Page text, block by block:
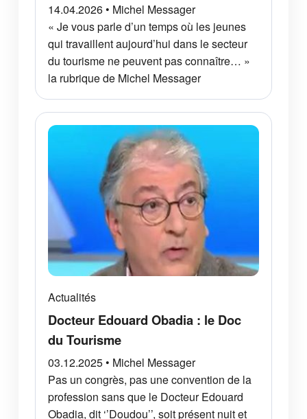
14.04.2026 • Michel Messager
« Je vous parle d’un temps où les jeunes
qui travaillent aujourd’hui dans le secteur
du tourisme ne peuvent pas connaître… »
la rubrique de Michel Messager
Actualités
Docteur Edouard Obadia : le Doc
du Tourisme
03.12.2025 • Michel Messager
Pas un congrès, pas une convention de la
profession sans que le Docteur Edouard
Obadia, dit ‘’Doudou’’, soit présent nuit et